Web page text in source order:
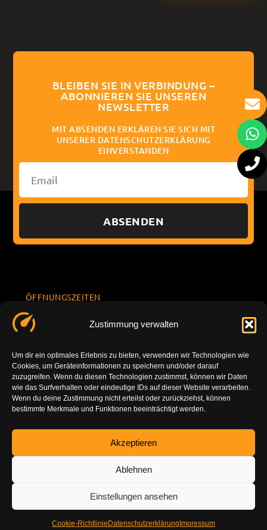
Zustimmung verwalten
Um dir ein optimales Erlebnis zu bieten, verwenden wir Technologien wie
Cookies, um Geräteinformationen zu speichern und/oder darauf
zuzugreifen. Wenn du diesen Technologien zustimmst, können wir Daten
wie das Surfverhalten oder eindeutige IDs auf dieser Website verarbeiten.
Wenn du deine Zustimmung nicht erteilst oder zurückziehst, können
bestimmte Merkmale und Funktionen beeinträchtigt werden.
Akzeptieren
Ablehnen
Einstellungen ansehen
Cookie-Richtlinie Datenschutzerklärung Impressum
BLEIBEN SIE IN VERBINDUNG –
ABONNIEREN SIE UNSEREN
NEWSLETTER
MIT ABSENDEN ERKLÄREN SIE SICH MIT
UNSERER DATENSCHUTZERKLÄRUNG
EINVERSTANDEN
ABSENDEN
ÖFFNUNGSZEITEN
Sa. 10.00 -
14.00
So.
geschlossen
INFORMATION
7777801
info@tuning-
vor-ort.com
DE-86179
g
Impressu
m